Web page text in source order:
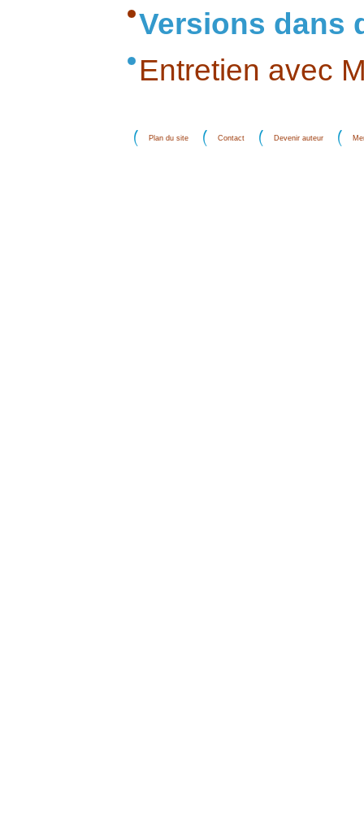
Versions dans
Entretien avec
Plan du site Contact Devenir auteur